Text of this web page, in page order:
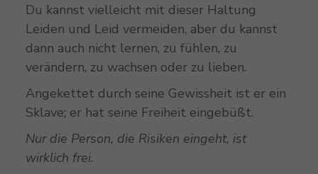
Du kannst vielleicht mit dieser Haltung
Leiden und Leid vermeiden, aber du kannst
dann auch nicht lernen, zu fühlen, zu
verändern, zu wachsen oder zu lieben.
Angekettet durch seine Gewissheit ist er ein
Sklave; er hat seine Freiheit eingebüßt.
Nur die Person, die Risiken eingeht, ist
wirklich frei.